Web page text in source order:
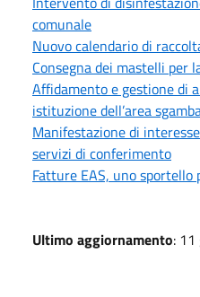
comunale
Nuovo calendario di
Consegna dei mastelli per
Affidamento e gestione di
istituzione dell’area
Manifestazione di
servizi di conferimento
Fatture EAS, uno
Ultimo aggiornamento: